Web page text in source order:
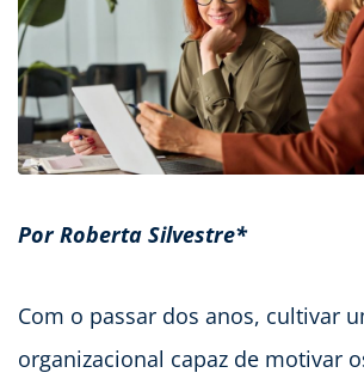
Por Roberta Silvestre*
Com o passar dos anos, cultivar
organizacional capaz de motivar